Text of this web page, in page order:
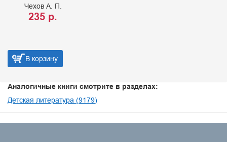
Чехов А. П.
235 р.
В корзину
Аналогичные книги смотрите в разделах:
Детская литература (9179)